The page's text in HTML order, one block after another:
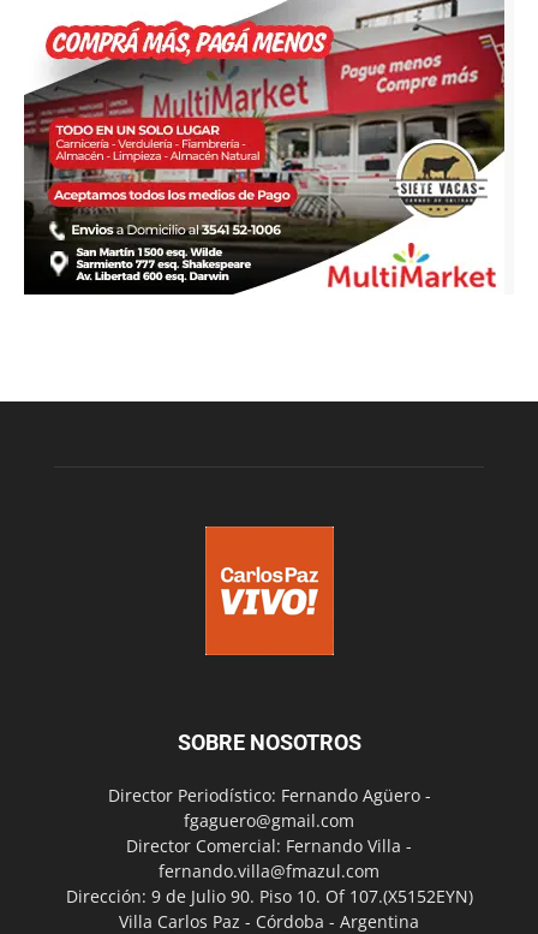
SOBRE NOSOTROS
Director Periodístico: Fernando Agüero -
fgaguero@gmail.com
Director Comercial: Fernando Villa -
fernando.villa@fmazul.com
Dirección: 9 de Julio 90. Piso 10. Of 107.(X5152EYN)
Villa Carlos Paz - Córdoba - Argentina